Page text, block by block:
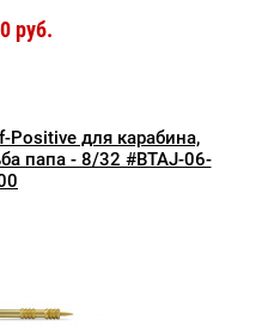
руб.
Positive для карабина,
папа - 8/32 #BTAJ-06-